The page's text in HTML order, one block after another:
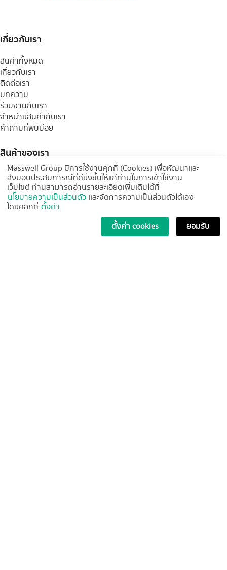
เกี่ยวกับเรา
สินค้าทั้งหมด
เกี่ยวกับเรา
ติดต่อเรา
บทความ
ร่วมงานกับเรา
จำหน่ายสินค้ากับเรา
คำถามที่พบบ่อย
สินค้าของเรา
น้ำยาทำความสะอาด
กระดาษทิชชู่
ผลิตภัณฑ์เช็ดงานอุตสาหกรรม
อุปกรณ์ทำความสะอาด
Masswell Group มีการใช้งานคุกกี้ (Cookies) เพื่อหัฒนาและ
ส่งมอบประสบการณ์ที่ดียิ่งขึ้นให้แก่ท่านในการเข้าใช้งาน
เว็บไซต์ ท่านสามารถอ่านรายละเอียดเพิ่มเติมได้ที่
นโยบายความเป็นส่วนตัว และจัดการความเป็นส่วนตัวได้เอง
โดยคลิกที่ ตั้งค่า
ตั้งค่า cookies
ยอมรับ